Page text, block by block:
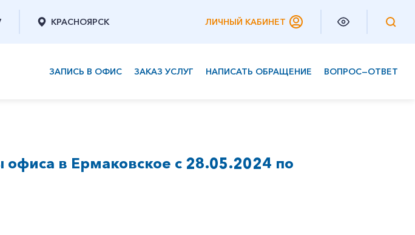
КРАСНОЯРСК ЛИЧНЫЙ КАБИНЕТ
ЗАПИСЬ В ОФИС ЗАКАЗ УСЛУГ НАПИСАТЬ ОБРАЩЕНИЕ ВОПРОС—ОТВЕТ
в Ермаковское с 28.05.2024 по